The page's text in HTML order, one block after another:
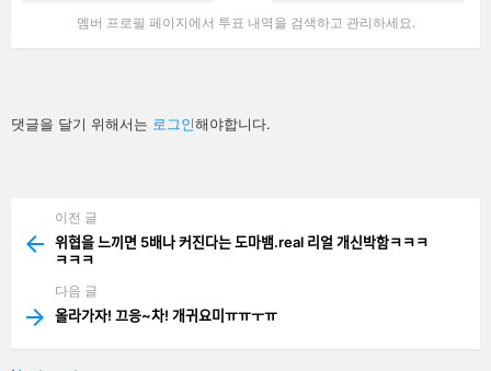
멤버 프로필 페이지에서 투표 내역을 검색하고 관리하세요.
답
글
댓글을 달기 위해서는 로그인해야합니다.
more
이전 글
위협을 느끼면 5배나 커진다는 도마뱀.real 리얼 개신박함ㅋㅋㅋ
ㅋㅋㅋ
다음 글
올라가자! 끄응~차! 개귀요미ㅠㅠㅜㅠ